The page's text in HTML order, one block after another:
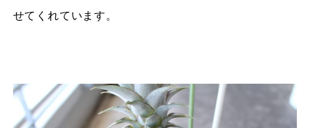
せてくれています。